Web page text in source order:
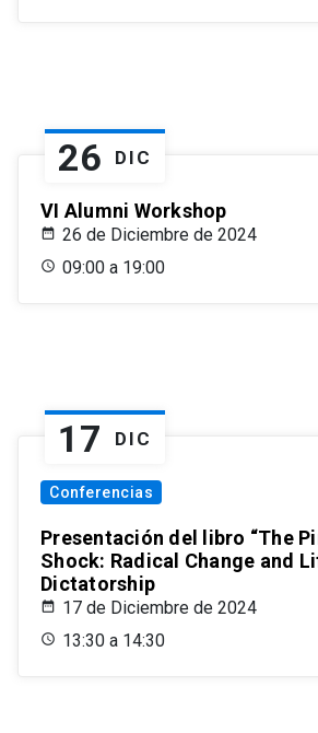
26 DIC
VI Alumni Workshop
26 de Diciembre de 2024
09:00 a 19:00
17 DIC
Conferencias
Presentación del libro “The
Shock: Radical Change and
Dictatorship
17 de Diciembre de 2024
13:30 a 14:30